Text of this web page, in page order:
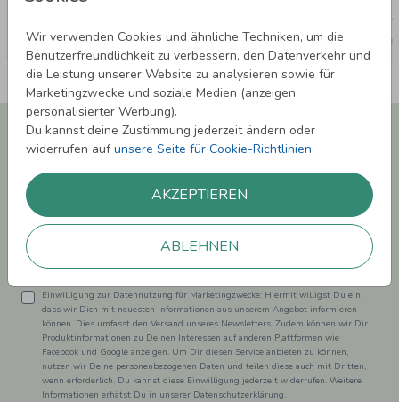
Wir verwenden Cookies und ähnliche Techniken, um die
Benutzerfreundlichkeit zu verbessern, den Datenverkehr und
die Leistung unserer Website zu analysieren sowie für
Marketingzwecke und soziale Medien (anzeigen
personalisierter Werbung).
Du kannst deine Zustimmung jederzeit ändern oder
widerrufen aufunsere Seite für Cookie-Richtlinien.
AKZEPTIEREN
ABLEHNEN
Newsletter abonnieren und 5,00 € Rabatt**
sichern!
Melde Dich zu unserem Newsletter an und bleibe auf dem
Laufenden.
Einwilligung zur Datennutzung für Marketingzwecke: Hiermit willigst Du ein,
dass wir Dich mit neuesten Informationen aus unserem Angebot informieren
können. Dies umfasst den Versand unseres Newsletters. Zudem können wir Dir
Produktinformationen zu Deinen Interessen auf anderen Plattformen wie
Facebook und Google anzeigen. Um Dir diesen Service anbieten zu können,
nutzen wir Deine personenbezogenen Daten und teilen diese auch mit Dritten,
wenn erforderlich. Du kannst diese Einwilligung jederzeit widerrufen. Weitere
Informationen erhätst Du in unserer Datenschutzerklärung.